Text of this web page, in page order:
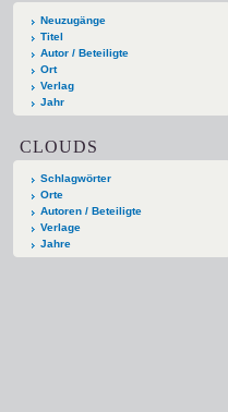
Neuzugänge
Titel
Autor / Beteiligte
Ort
Verlag
Jahr
CLOUDS
Schlagwörter
Orte
Autoren / Beteiligte
Verlage
Jahre